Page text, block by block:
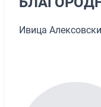
Ивица Алексовски